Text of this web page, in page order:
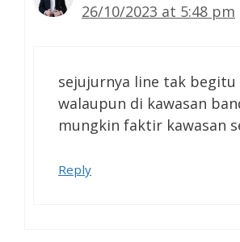
26/10/2023 at 5:48 pm
sejujurnya line tak begitu
walaupun di kawasan
mungkin faktir kawasan
Reply